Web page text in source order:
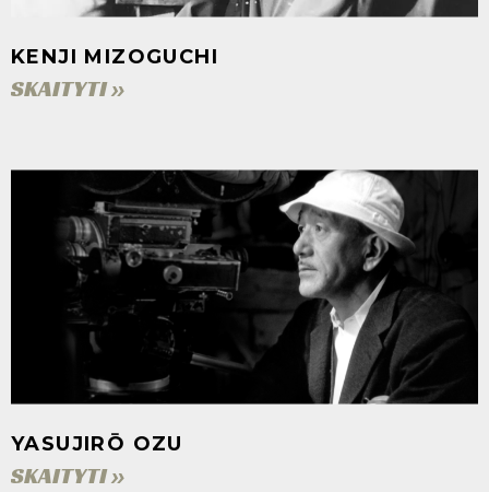
KENJI MIZOGUCHI
SKAITYTI »
YASUJIRŌ OZU
SKAITYTI »